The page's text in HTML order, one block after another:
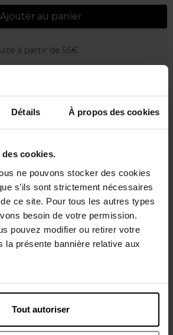
Détails À propos des cookies
cookies.
ne pouvons stocker des cookies
s’ils sont strictement nécessaires
ce site. Pour tous les autres types
besoin de votre permission.
pouvez modifier ou retirer votre
la présente bannière relative aux
Tout autoriser
Ajouter au panier
à partir de 55€
relative aux avis des clients